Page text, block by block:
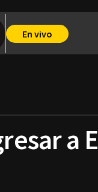
En vivo
a